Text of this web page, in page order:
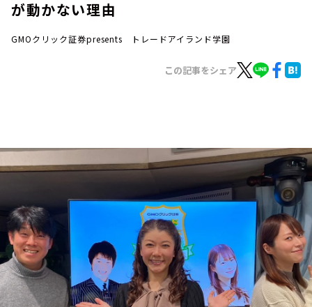
イベント・グッズ
会社情報
が動かない理由
GMOクリック証券presents トレードアイランド学園
この記事をシェア